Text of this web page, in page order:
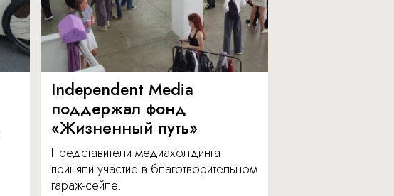
Independent Media
поддержал фонд
«Жизненный путь»
Представители медиахолдинга
приняли участие в благотворительном
гараж-сейле.